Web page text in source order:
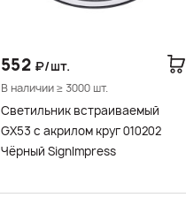
552 ₽/шт.
В наличии ≥ 3000 шт.
Светильник встраиваемый
GX53 с акрилом круг 010202
Чёрный SignImpress